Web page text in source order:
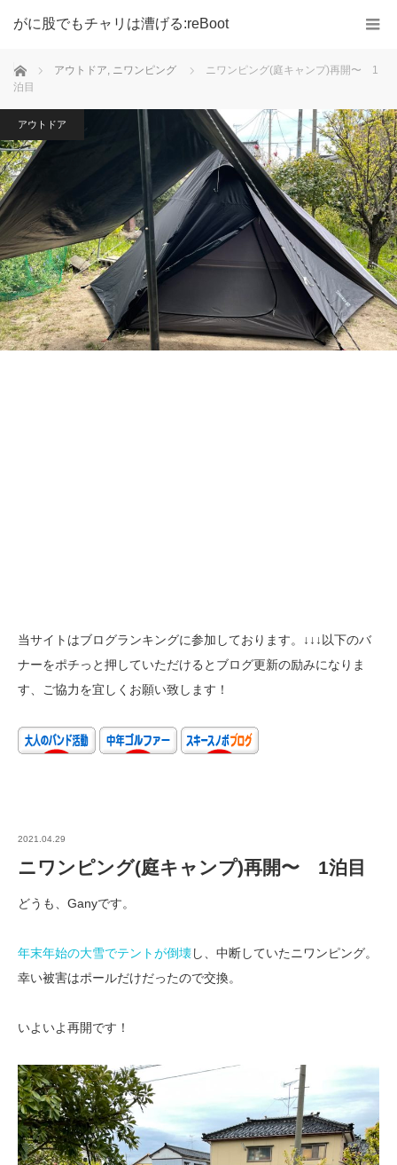
がに股でもチャリは漕げる:reBoot
ホーム アウトドア, ニワンピング
ニワンピング(庭キャンプ)再開〜 1
泊目
当サイトはブログランキングに参加しております。↓↓↓以下のバ
ナーをポチっと押していただけるとブログ更新の励みになりま
す、ご協力を宜しくお願い致します！
アウトドア
2021.04.29
ニワンピング(庭キャンプ)再開〜 1泊目
どうも、Ganyです。
年末年始の大雪でテントが倒壊し、中断していたニワンピング。
幸い被害はポールだけだったので交換。
いよいよ再開です！